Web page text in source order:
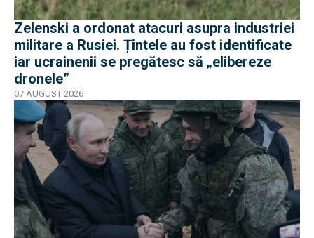
Zelenski a ordonat atacuri asupra industriei
militare a Rusiei. Țintele au fost identificate
iar ucrainenii se pregătesc să „elibereze
dronele”
07 AUGUST 2026